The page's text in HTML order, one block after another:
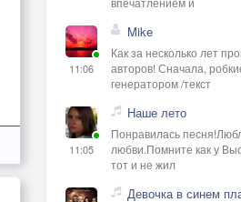
11:06
Mike
Как за несколько лет
авторов! Сначала,
генератором /текст
11:05
Наше лето
Понравилась
любви.Помните как у
тот и не жил
Девочка в синем